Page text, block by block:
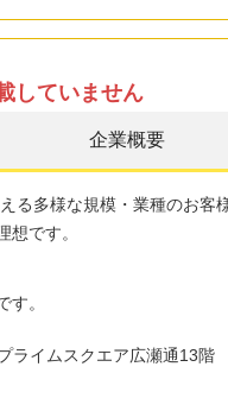
していません
企業概要
る多様な規模・業種のお客
想です。
。
ライムスクエア広瀬通13階